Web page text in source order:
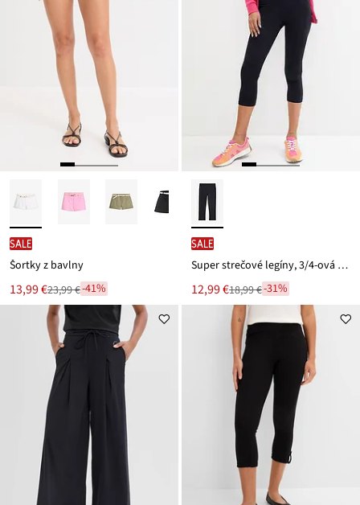
SALE
Šortky z bavlny
Nová
cena
13,99 €
Zľava 23,99 €-41%
SALE
Super strečové legíny, 3/4-ová dĺžka
Nová
cena
12,99 €
Zľava 18,99 €-31%